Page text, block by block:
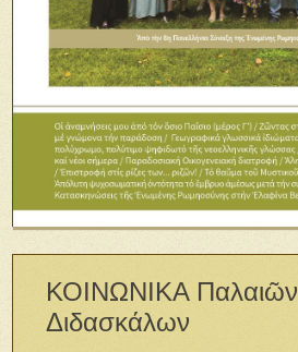
ΚΟΙΝΩΝΙΚΑ Παλαιῶν
Διδασκάλων